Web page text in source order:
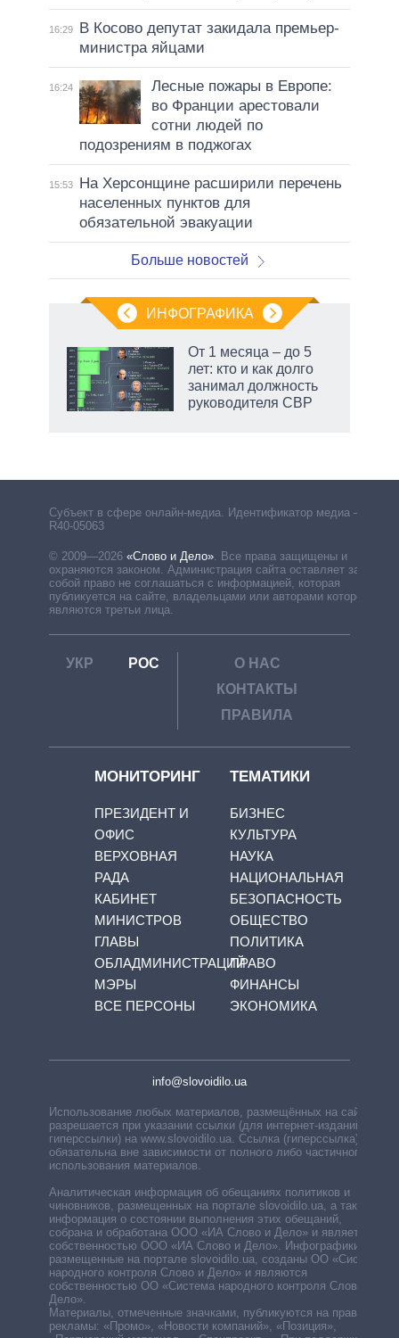
16:29
В Косово депутат закидала премьер-
министра яйцами
16:24
Лесные пожары в Европе:
во Франции арестовали
сотни людей по
подозрениям в поджогах
15:53
На Херсонщине расширили перечень
населенных пунктов для
обязательной эвакуации
Больше новостей
ИНФОГРАФИКА
От 1 месяца – до 5
лет: кто и как долго
занимал должность
руководителя СВР
Субъект в сфере онлайн-медиа. Идентификатор медиа –
R40-05063
© 2009—2026 «Слово и Дело». Все права защищены и
охраняются законом. Администрация сайта оставляет за
собой право не соглашаться с информацией, которая
публикуется на сайте, владельцами или авторами которой
являются третьи лица.
УКР РОС
О НАС
КОНТАКТЫ
ПРАВИЛА
МОНИТОРИНГ
ПРЕЗИДЕНТ И
ОФИС
ВЕРХОВНАЯ
РАДА
КАБИНЕТ
МИНИСТРОВ
ГЛАВЫ
ОБЛАДМИНИСТРАЦИЙ
МЭРЫ
ВСЕ ПЕРСОНЫ
ТЕМАТИКИ
БИЗНЕС
КУЛЬТУРА
НАУКА
НАЦИОНАЛЬНАЯ
БЕЗОПАСНОСТЬ
ОБЩЕСТВО
ПОЛИТИКА
ПРАВО
ФИНАНСЫ
ЭКОНОМИКА
info@slovoidilo.ua
Использование любых материалов, размещённых на сайте,
разрешается при указании ссылки (для интернет-изданий —
гиперссылки) на www.slovoidilo.ua. Ссылка (гиперссылка)
обязательна вне зависимости от полного либо частичного
использования материалов.
Аналитическая информация об обещаниях политиков и
чиновников, размещенных на портале slovoidilo.ua, а также
информация о состоянии выполнения этих обещаний,
собрана и обработана ООО «ИА Слово и Дело» и является
собственностью ООО «ИА Слово и Дело». Инфографики,
размещенные на портале slovoidilo.ua, созданы ОО «Система
народного контроля Слово и Дело» и являются
собственностью ОО «Система народного контроля Слово и
Дело».
Материалы, отмеченные значками, публикуются на правах
рекламы: «Промо», «Новости компаний», «Позиция»,